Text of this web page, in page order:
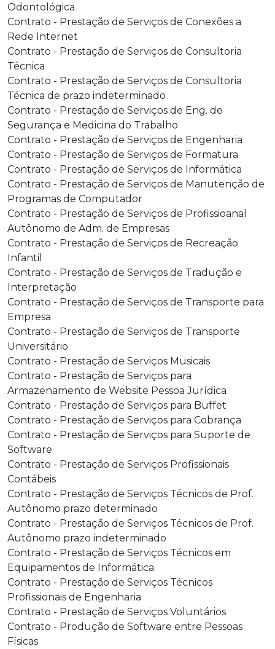
Odontológica
Contrato - Prestação de Serviços de Conexões a
Rede Internet
Contrato - Prestação de Serviços de Consultoria
Técnica
Contrato - Prestação de Serviços de Consultoria
Técnica de prazo indeterminado
Contrato - Prestação de Serviços de Eng. de
Segurança e Medicina do Trabalho
Contrato - Prestação de Serviços de Engenharia
Contrato - Prestação de Serviços de Formatura
Contrato - Prestação de Serviços de Informática
Contrato - Prestação de Serviços de Manutenção de
Programas de Computador
Contrato - Prestação de Serviços de Profissioanal
Autônomo de Adm. de Empresas
Contrato - Prestação de Serviços de Recreação
Infantil
Contrato - Prestação de Serviços de Tradução e
Interpretação
Contrato - Prestação de Serviços de Transporte para
Empresa
Contrato - Prestação de Serviços de Transporte
Universitário
Contrato - Prestação de Serviços Musicais
Contrato - Prestação de Serviços para
Armazenamento de Website Pessoa Jurídica
Contrato - Prestação de Serviços para Buffet
Contrato - Prestação de Serviços para Cobrança
Contrato - Prestação de Serviços para Suporte de
Software
Contrato - Prestação de Serviços Profissionais
Contábeis
Contrato - Prestação de Serviços Técnicos de Prof.
Autônomo prazo determinado
Contrato - Prestação de Serviços Técnicos de Prof.
Autônomo prazo indeterminado
Contrato - Prestação de Serviços Técnicos em
Equipamentos de Informática
Contrato - Prestação de Serviços Técnicos
Profissionais de Engenharia
Contrato - Prestação de Serviços Voluntários
Contrato - Produção de Software entre Pessoas
Físicas